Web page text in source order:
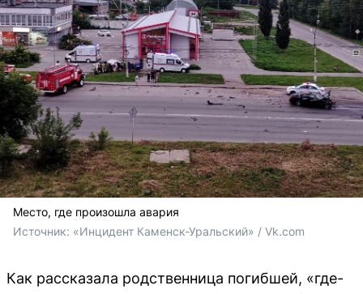
Место, где произошла авария
Источник: «Инцидент Каменск-Уральский» / Vk.com
Как рассказала родственница погибшей, «где-